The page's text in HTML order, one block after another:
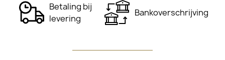
Betaling bij
levering
Bankoverschrijving